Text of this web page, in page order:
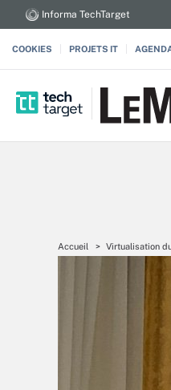
Informa TechTarget
COOKIES PROJETS IT
Accueil Virtualisation